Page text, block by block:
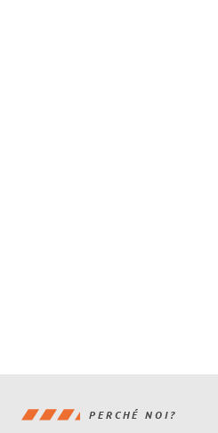
PERCHÉ NOI?